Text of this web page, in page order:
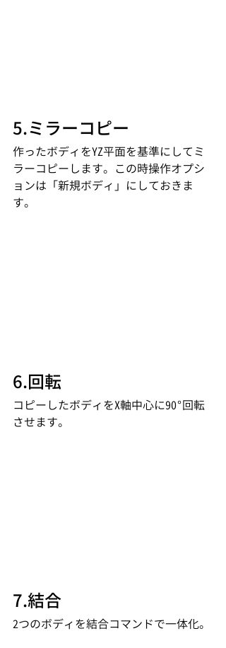
5.ミラーコピー
作ったボディをYZ平面を基準にしてミ
ラーコピーします。この時操作オプシ
ョンは「新規ボディ」にしておきま
す。
6.回転
コピーしたボディをX軸中心に90°回転
させます。
7.結合
2つのボディを結合コマンドで一体化。